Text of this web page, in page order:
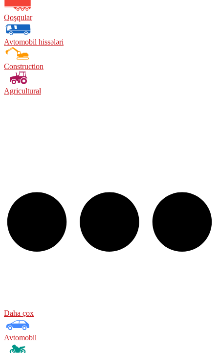
Qoşqular
Avtomobil hissələri
Construction
Agricultural
Daha çox
Avtomobil